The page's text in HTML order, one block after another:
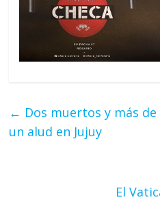
← Dos muertos y más
un alud en Jujuy
El